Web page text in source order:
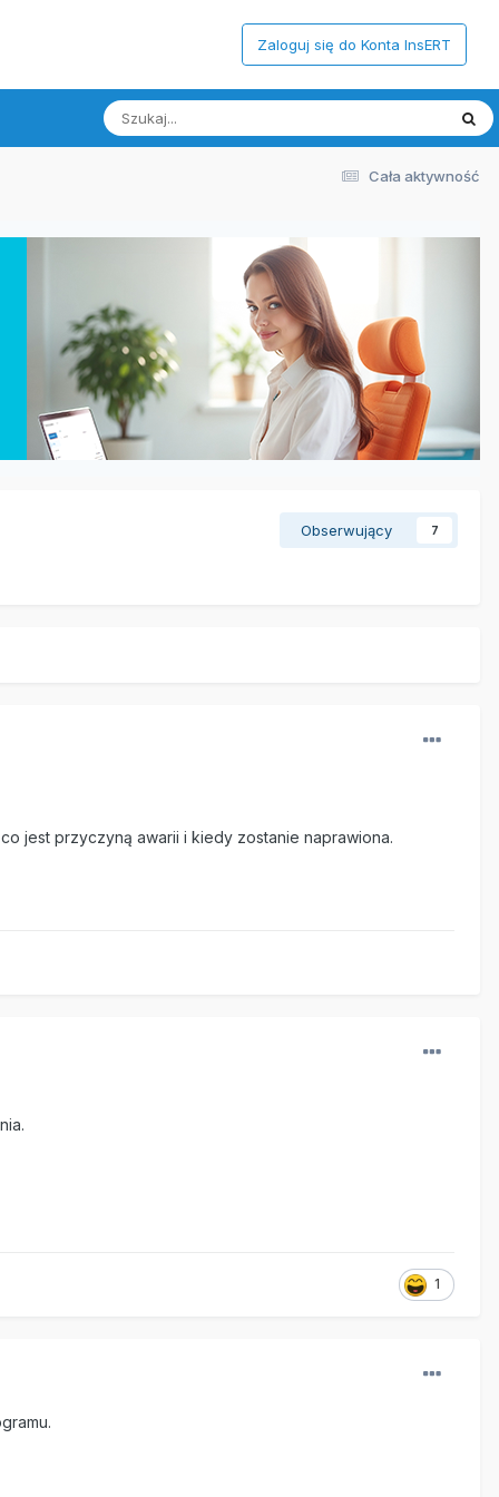
Zaloguj się do Konta InsERT
Cała aktywność
Obserwujący 7
jest przyczyną awarii i kiedy zostanie naprawiona.
1